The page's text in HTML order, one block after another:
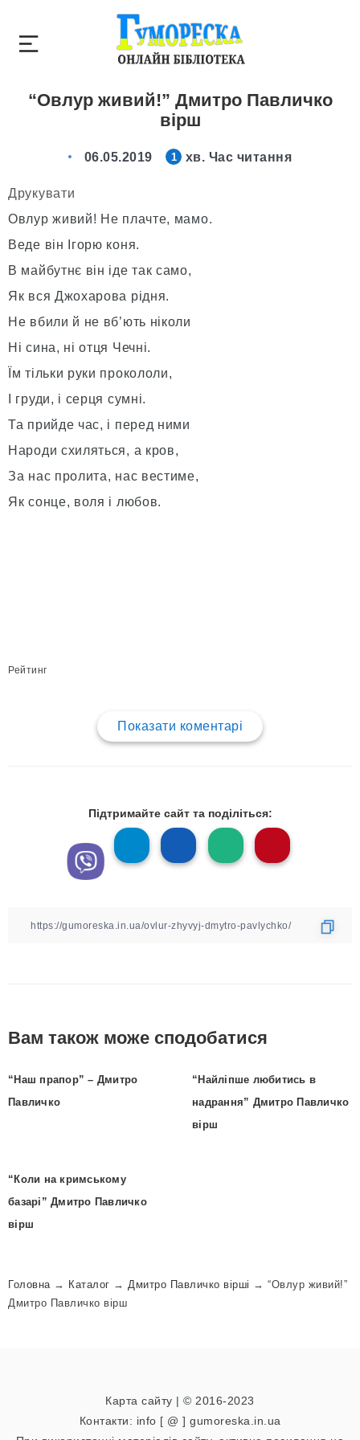
“Овлур живий!” Дмитро Павличко
вірш
06.05.2019 1 хв. Час читання
Друкувати
Овлур живий! Не плачте, мамо.
Веде він Ігорю коня.
В майбутнє він іде так само,
Як вся Джохарова рідня.
Не вбили й не вб’ють ніколи
Ні сина, ні отця Чечні.
Їм тільки руки прокололи,
І груди, і серця сумні.
Та прийде час, і перед ними
Народи схиляться, а кров,
За нас пролита, нас вестиме,
Як сонце, воля і любов.
Рейтинг
Показати коментарі
Підтримайте сайт та поділіться:
Вам також може сподобатися
“Наш прапор” – Дмитро
Павличко
“Найліпше любитись в
надрання” Дмитро Павличко
вірш
“Коли на кримському
базарі” Дмитро Павличко
вірш
Головна→ Каталог → Дмитро Павличко вірші → “Овлур живий!”
Дмитро Павличко вірш
Карта сайту | © 2016-2023
Контакти: info [ @ ] gumoreska.in.ua